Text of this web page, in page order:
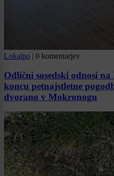
Lokalno | 0 komentarjev
Odlični sosedski odnosi
koncu petnajstletne
dvorano v Mokronogu